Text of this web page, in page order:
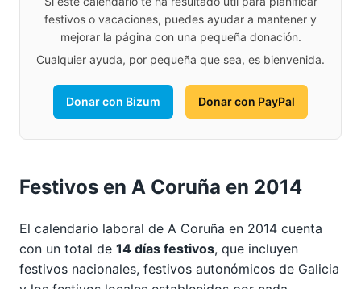
festivos o vacaciones, puedes ayudar a mantener y
mejorar la página con una pequeña donación.
Cualquier ayuda, por pequeña que sea, es bienvenida.
Donar con Bizum Donar con PayPal
Festivos en A Coruña en 2014
El calendario laboral de A Coruña en 2014 cuenta
con un total de 14 días festivos, que incluyen
festivos nacionales, festivos autonómicos de Galicia